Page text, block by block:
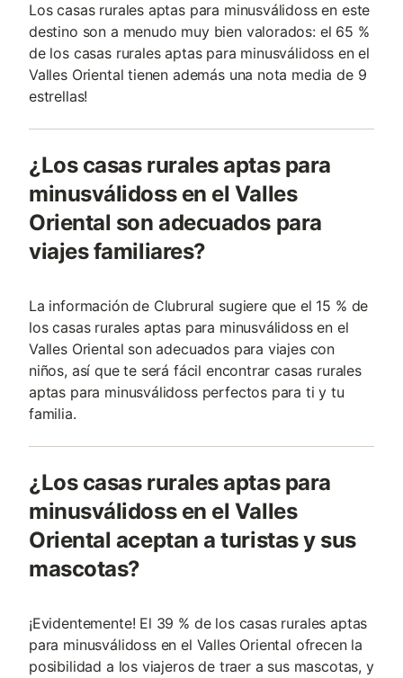
Los casas rurales aptas para minusválidoss en este
destino son a menudo muy bien valorados: el 65 %
de los casas rurales aptas para minusválidoss en el
Valles Oriental tienen además una nota media de 9
estrellas!
¿Los casas rurales aptas para
minusválidoss en el Valles
Oriental son adecuados para
viajes familiares?
La información de Clubrural sugiere que el 15 % de
los casas rurales aptas para minusválidoss en el
Valles Oriental son adecuados para viajes con
niños, así que te será fácil encontrar casas rurales
aptas para minusválidoss perfectos para ti y tu
familia.
¿Los casas rurales aptas para
minusválidoss en el Valles
Oriental aceptan a turistas y sus
mascotas?
¡Evidentemente! El 39 % de los casas rurales aptas
para minusválidoss en el Valles Oriental ofrecen la
posibilidad a los viajeros de traer a sus mascotas, y